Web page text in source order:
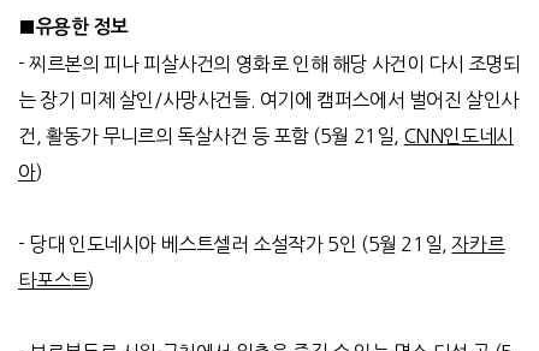
■유용한 정보
-찌르본의 피나 피살사건의 영화로 인해 해당 사건이 다시 조명되
는 장기 미제 살인 /사망사건들. 여기에 캠퍼스에서 벌어진 살인사
건 , 활동가 무니르의 독살사건 등 포함(5월 21 일, CNN인도네시
아)
- 당대 인도네시아 베스트셀러 소설작가5인 (5월 21 일,자카르
타포스트)